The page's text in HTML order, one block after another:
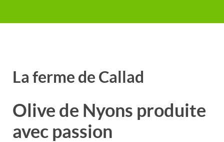
La ferme de Callad
Olive de Nyons produite
avec passion